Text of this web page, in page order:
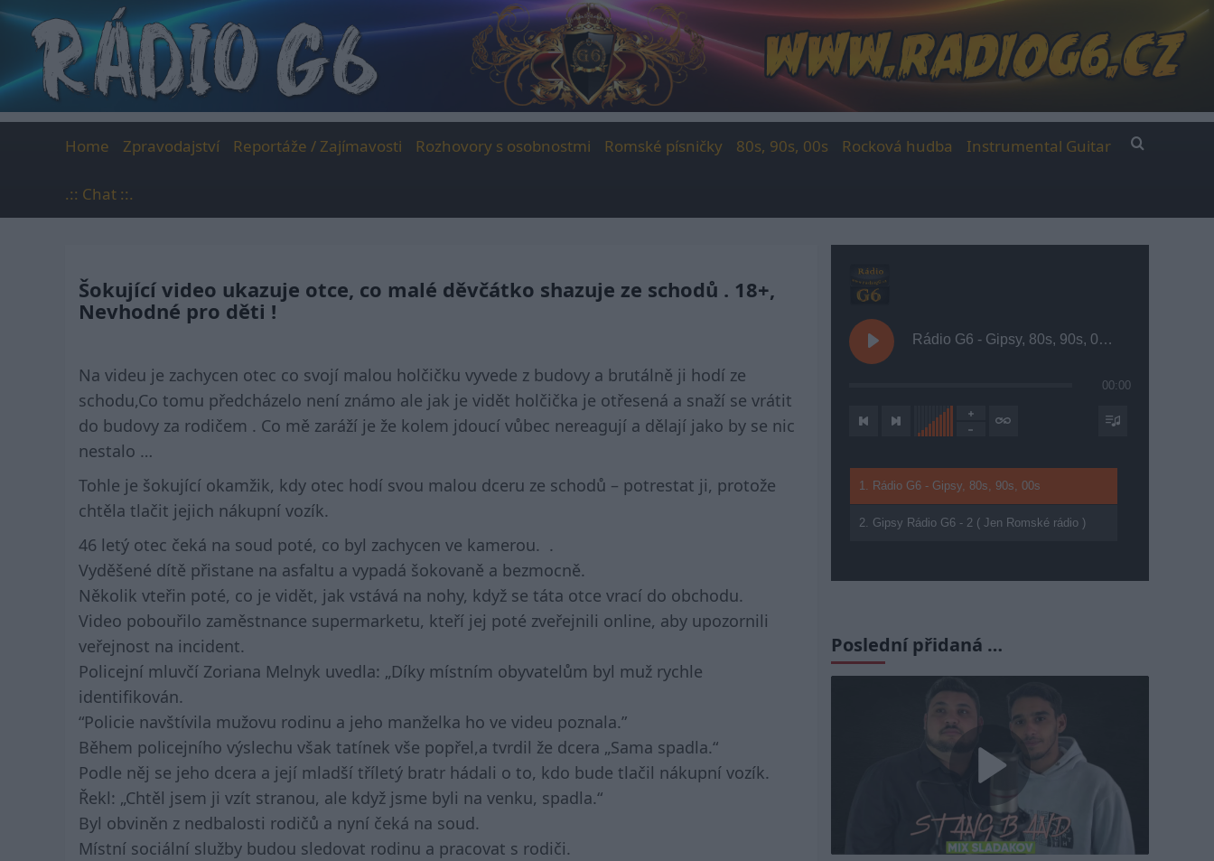
content
Home Zpravodajství Reportáže / Zajímavosti Rozhovory s osobnostmi Romské písničky 80s, 90s, 00s Rocková hudba Instrumental Guitar
.:: Chat ::.
Šokující video ukazuje otce, co malé děvčátko shazuje ze schodů . 18+,
Nevhodné pro děti !
Na videu je zachycen otec co svojí malou holčičku vyvede z budovy a brutálně ji hodí ze
schodu,Co tomu předcházelo není známo ale jak je vidět holčička je otřesená a snaží se vrátit
do budovy za rodičem . Co mě zaráží je že kolem jdoucí vůbec nereagují a dělají jako by se nic
nestalo …
Tohle je šokující okamžik, kdy otec hodí svou malou dceru ze schodů – potrestat ji, protože
chtěla tlačit jejich nákupní vozík.
46 letý otec čeká na soud poté, co byl zachycen ve kamerou. .
Vyděšené dítě přistane na asfaltu a vypadá šokovaně a bezmocně.
Několik vteřin poté, co je vidět, jak vstává na nohy, když se táta otce vrací do obchodu.
Video pobouřilo zaměstnance supermarketu, kteří jej poté zveřejnili online, aby upozornili
veřejnost na incident.
Policejní mluvčí Zoriana Melnyk uvedla: „Díky místním obyvatelům byl muž rychle
identifikován.
“Policie navštívila mužovu rodinu a jeho manželka ho ve videu poznala.”
Během policejního výslechu však tatínek vše popřel,a tvrdil že dcera „Sama spadla.“
Podle něj se jeho dcera a její mladší tříletý bratr hádali o to, kdo bude tlačil nákupní vozík.
Řekl: „Chtěl jsem ji vzít stranou, ale když jsme byli na venku, spadla.“
Byl obviněn z nedbalosti rodičů a nyní čeká na soud.
Místní sociální služby budou sledovat rodinu a pracovat s rodiči.
Rádio G6 - Gipsy, 80s, 90s, 00s
00:00
1. Rádio G6 - Gipsy, 80s, 90s, 00s
2. Gipsy Rádio G6 - 2 ( Jen Romské rádio )
Poslední přidaná …
Play
Video